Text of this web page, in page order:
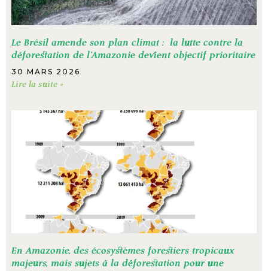
Le Brésil amende son plan climat : la lutte contre la
déforestation de l’Amazonie devient objectif prioritaire
30 MARS 2026
Lire la suite »
En Amazonie, des écosystèmes forestiers tropicaux
majeurs, mais sujets à la déforestation pour une